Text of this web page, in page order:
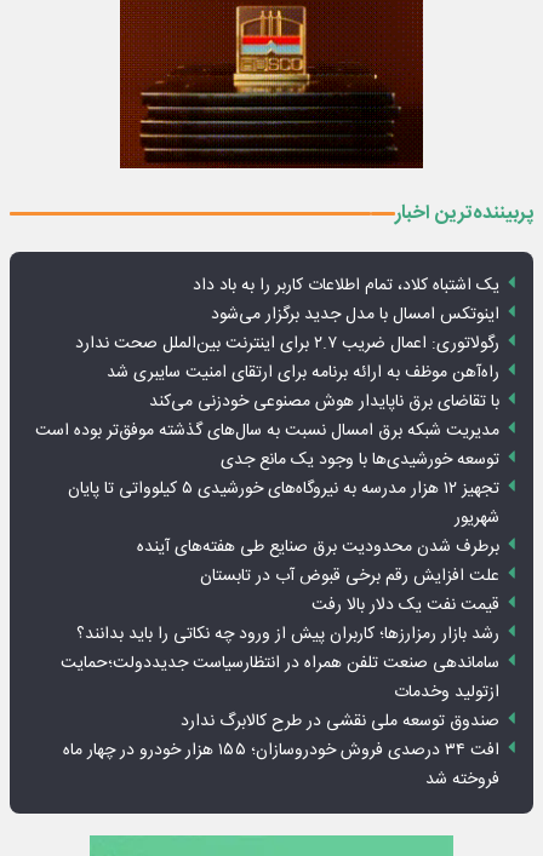
پربیننده‌ترین اخبار
یک اشتباه کلاد، تمام اطلاعات کاربر را به باد داد
اینوتکس امسال با مدل جدید برگزار می‌شود
رگولاتوری: اعمال ضریب ۲.۷ برای اینترنت بین‌الملل صحت ندارد
راه‌آهن موظف به ارائه برنامه برای ارتقای امنیت سایبری شد
با تقاضای برق ناپایدار هوش مصنوعی خودزنی می‌کند
مدیریت شبکه برق امسال نسبت به سال‌های گذشته موفق‌تر بوده است
توسعه خورشیدی‌ها با وجود یک مانع جدی
تجهیز ۱۲ هزار مدرسه به نیروگاه‌های خورشیدی ۵ کیلوواتی تا پایان
شهریور
برطرف شدن محدودیت‌ برق صنایع طی هفته‌های آینده
علت افزایش رقم برخی قبوض آب در تابستان
قیمت نفت یک دلار بالا رفت
رشد بازار رمزارزها؛ کاربران پیش از ورود چه نکاتی را باید بدانند؟
ساماندهی صنعت تلفن همراه در انتظارسیاست جدیددولت؛حمایت
ازتولید وخدمات
صندوق توسعه ملی نقشی در طرح کالابرگ ندارد
افت ۳۴ درصدی فروش خودروسازان؛ ۱۵۵ هزار خودرو در چهار ماه
فروخته شد